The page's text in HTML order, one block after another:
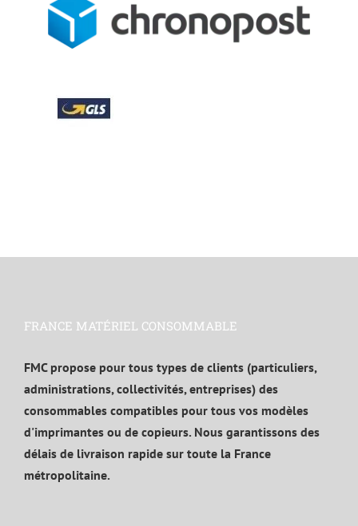
FRANCE MATÉRIEL CONSOMMABLE
FMC propose pour tous types de clients (particuliers,
administrations, collectivités, entreprises) des
consommables compatibles pour tous vos modèles
d'imprimantes ou de copieurs. Nous garantissons des
délais de livraison rapide sur toute la France
métropolitaine.